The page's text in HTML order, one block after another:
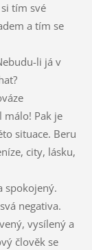
tím své
a tím se
li já v
málo! Pak je
situace. Beru
city, lásku,
spokojený.
negativa.
vysílený a
člověk se